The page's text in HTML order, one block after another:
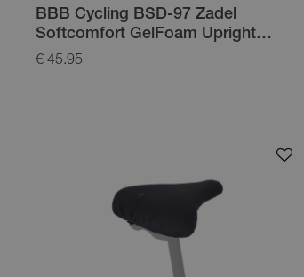
BBB Cycling BSD-97 Zadel
Softcomfort GelFoam Upright
Waterproof
€ 45.95